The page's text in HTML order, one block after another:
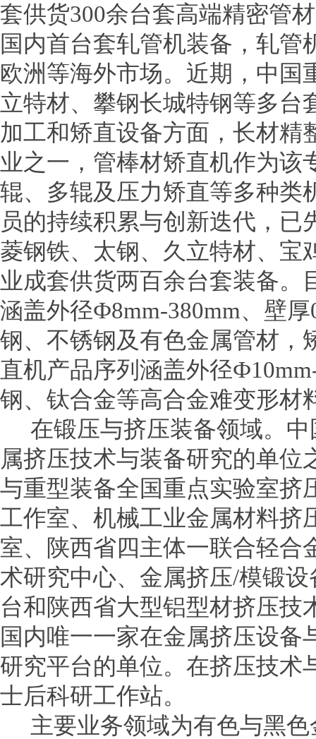
套供货300余台套高端精密管
国内首台套轧管机装备，轧管
欧洲等海外市场。近期，中国
立特材、攀钢长城特钢等多台
加工和矫直设备方面，长材精
业之一，管棒材矫直机作为该
辊、多辊及压力矫直等多种类
员的持续积累与创新迭代，
菱钢铁、太钢、久立特材、宝
业成套供货两百余台套装备。
涵盖外径Ф8mm-380mm、壁
钢、不锈钢及有色金属管材
直机产品序列涵盖外径
钢、钛合金等高合金难变形
在锻压与挤压装备领域。
属挤压技术与装备研究的单位
与重型装备全国重点实验室挤
工作室、机械工业金属材料挤
室、陕西省四主体一联合轻合
术研究中心、金属挤压/模锻
台和陕西省大型铝型材挤压技
国内唯一一家在金属挤压设备
研究平台的单位。在挤压技术
士后科研工作站。
主要业务领域为有色与黑